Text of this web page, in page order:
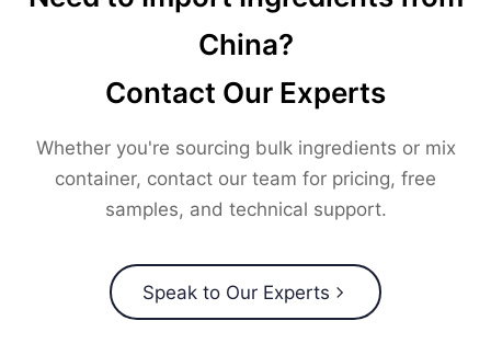
China?
Contact Our Experts
Whether you're sourcing bulk ingredients or mix
container, contact our team for pricing, free
samples, and technical support.
Speak to Our Experts